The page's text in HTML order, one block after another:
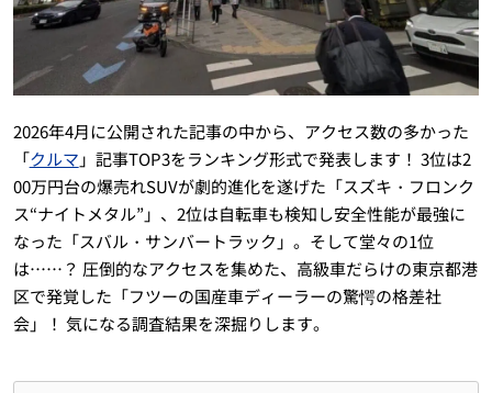
2026年4月に公開された記事の中から、アクセス数の多かった
「クルマ 」記事TOP3をランキング形式で発表します！ 3位は2
00万円台の爆売れSUVが劇的進化を遂げた「スズキ・フロンク
ス“ナイトメタル”」、2位は自転車も検知し安全性能が最強に
なった「スバル・サンバートラック」。そして堂々の1位
は……？ 圧倒的なアクセスを集めた、高級車だらけの東京都港
区で発覚した「フツーの国産車ディーラーの驚愕の格差社
会」！ 気になる調査結果を深掘りします。